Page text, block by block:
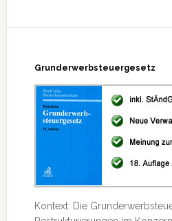
Grunderwerbsteuergesetz
Kontext: Die